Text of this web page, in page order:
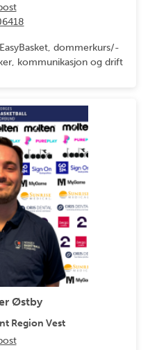
dommerkurs/-
kommunikasjon og drift
Østby
Region Vest